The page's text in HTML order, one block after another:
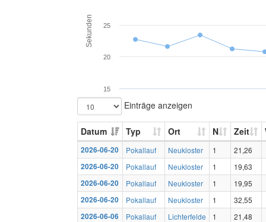
Sekunden
15
20
25
Einträge anzeigen
Datum Typ Ort N Zeit
2026-06-20 Pokallauf Neukloster 1
21,26
2026-06-20
Pokallauf Neukloster 1
19,63
2026-06-20
Pokallauf Neukloster 1
19,95
2026-06-20
Pokallauf Neukloster 1
32,55
2026-06-06
Pokallauf Lichterfelde 1
21,48